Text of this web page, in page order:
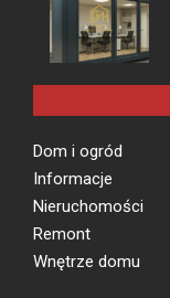
Dom i ogród
Informacje
Nieruchomości
Remont
Wnętrze domu